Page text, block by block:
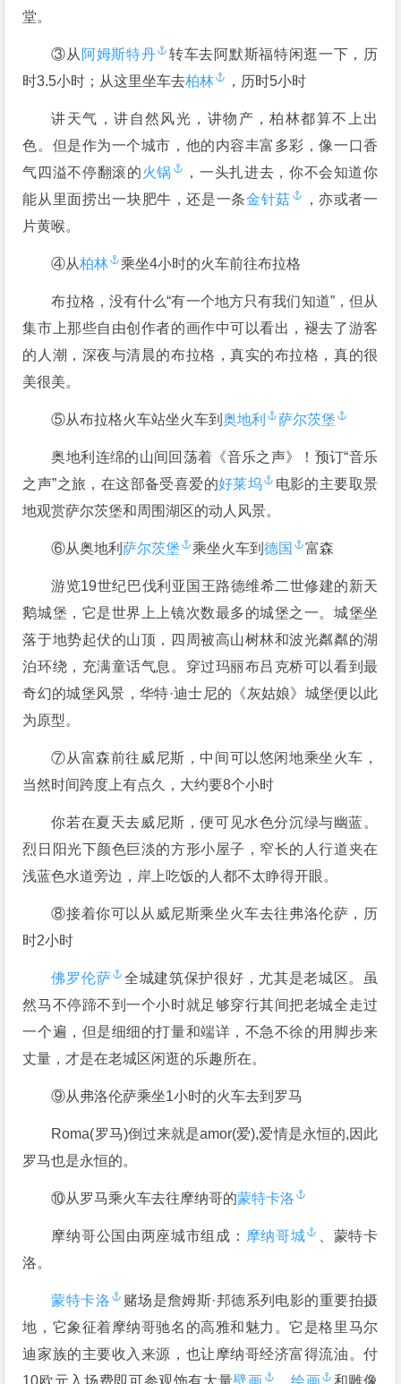
堂。
③从 阿姆斯特丹
转车去阿默斯福特闲逛一下，历
时3.5小时；从这里坐车去柏林 ，历时5小时
讲天气，讲自然风光，讲物产，柏林都算不上出
色。但是作为一个城市，他的内容丰富多彩，像一口香
气四溢不停翻滚的火锅
，一头扎进去，你不会知道你
能从里面捞出一块肥牛，还是一条金针菇
，亦或者一
片黄喉。
④从柏林 乘坐4小时的火车前往布拉格
布拉格，没有什么“有一个地方只有我们知道”，但从
集市上那些自由创作者的画作中可以看出，褪去了游客
的人潮，深夜与清晨的布拉格，真实的布拉格，真的很
美很美。
⑤从布拉格火车站坐火车到奥地利 萨尔茨堡
奥地利连绵的山间回荡着《音乐之声》！预订“音乐
之声”之旅，在这部备受喜爱的好莱坞
电影的主要取景
地观赏萨尔茨堡和周围湖区的动人风景。
⑥从奥地利萨尔茨堡 乘坐火车到德国 富森
游览19世纪巴伐利亚国王路德维希二世修建的新天
鹅城堡，它是世界上上镜次数最多的城堡之一。城堡坐
落于地势起伏的山顶，四周被高山树林和波光粼粼的湖
泊环绕，充满童话气息。穿过玛丽布吕克桥可以看到最
奇幻的城堡风景，华特·迪士尼的《灰姑娘》城堡便以此
为原型。
⑦从富森前往威尼斯，中间可以悠闲地乘坐火车，
当然时间跨度上有点久，大约要8个小时
你若在夏天去威尼斯，便可见水色分沉绿与幽蓝。
烈日阳光下颜色巨淡的方形小屋子，窄长的人行道夹在
浅蓝色水道旁边，岸上吃饭的人都不太睁得开眼。
⑧接着你可以从威尼斯乘坐火车去往弗洛伦萨，历
时2小时
佛罗伦萨
全城建筑保护很好，尤其是老城区。虽
然马不停蹄不到一个小时就足够穿行其间把老城全走过
一个遍，但是细细的打量和端详，不急不徐的用脚步来
丈量，才是在老城区闲逛的乐趣所在。
⑨从弗洛伦萨乘坐1小时的火车去到罗马
Roma(罗马)倒过来就是amor(爱),爱情是永恒的,因此
罗马也是永恒的。
⑩从罗马乘火车去往摩纳哥的蒙特卡洛
摩纳哥公国由两座城市组成： 摩纳哥城
、蒙特卡
洛。
蒙特卡洛
赌场是詹姆斯·邦德系列电影的重要拍摄
地，它象征着摩纳哥驰名的高雅和魅力。它是格里马尔
迪家族的主要收入来源，也让摩纳哥经济富得流油。付
10欧元入场费即可参观饰有大量壁画 绘画 和雕像